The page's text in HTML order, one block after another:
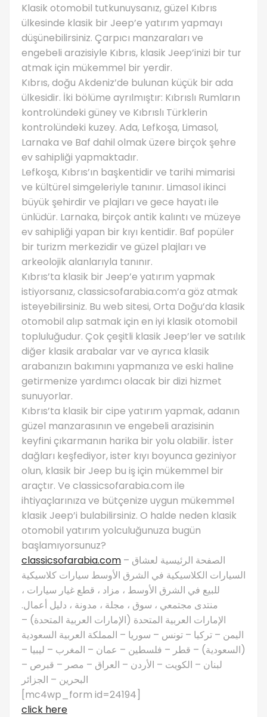
Klasik otomobil tutkunuysanız, güzel Kıbrıs
ülkesinde klasik bir Jeep’e yatırım yapmayı
düşünebilirsiniz. Çarpıcı manzaraları ve
engebeli arazisiyle Kıbrıs, klasik Jeep’inizi bir tur
atmak için mükemmel bir yerdir.
Kıbrıs, doğu Akdeniz’de bulunan küçük bir ada
ülkesidir. İki bölüme ayrılmıştır: Kıbrıslı Rumların
kontrolündeki güney ve Kıbrıslı Türklerin
kontrolündeki kuzey. Ada, Lefkoşa, Limasol,
Larnaka ve Baf dahil olmak üzere birçok şehre
ev sahipliği yapmaktadır.
Lefkoşa, Kıbrıs’ın başkentidir ve tarihi mimarisi
ve kültürel simgeleriyle tanınır. Limasol ikinci
büyük şehirdir ve plajları ve gece hayatı ile
ünlüdür. Larnaka, birçok antik kalıntı ve müzeye
ev sahipliği yapan bir kıyı kentidir. Baf popüler
bir turizm merkezidir ve güzel plajları ve
arkeolojik alanlarıyla tanınır.
Kıbrıs’ta klasik bir Jeep’e yatırım yapmak
istiyorsanız, classicsofarabia.com’a göz atmak
isteyebilirsiniz. Bu web sitesi, Orta Doğu’da klasik
otomobil alıp satmak için en iyi klasik otomobil
topluluğudur. Çok çeşitli klasik Jeep’ler ve satılık
diğer klasik arabalar var ve ayrıca klasik
arabanızın bakımını yapmanıza ve eski haline
getirmenize yardımcı olacak bir dizi hizmet
sunuyorlar.
Kıbrıs’ta klasik bir cipe yatırım yapmak, adanın
güzel manzarasının ve engebeli arazisinin
keyfini çıkarmanın harika bir yolu olabilir. İster
dağları keşfediyor, ister kıyı boyunca geziniyor
olun, klasik bir Jeep bu iş için mükemmel bir
araçtır. Ve classicsofarabia.com ile
ihtiyaçlarınıza ve bütçenize uygun mükemmel
klasik Jeep’i bulabilirsiniz. O halde neden klasik
otomobil yatırım yolculuğunuza bugün
başlamıyorsunuz?
classicsofarabia.com – الصفحة الرئيسية لعشاق
السيارات الكلاسيكية في الشرق الأوسط سيارات كلاسيكية
للبيع في الشرق الأوسط ، مزاد ، قطع غيار سيارات ،
منتدى مجتمعي ، سوق ، مجلة ، مدونة ، دليل أعمال.
الإمارات العربية المتحدة (الإمارات العربية المتحدة) –
اليمن – تركيا – تونس – سوريا – المملكة العربية السعودية
(السعودية) – قطر – فلسطين – عمان – المغرب – ليبيا –
لبنان – الكويت – الأردن – العراق – مصر – قبرص –
البحرين – الجزائر
[mc4wp_form id=24194]
click here